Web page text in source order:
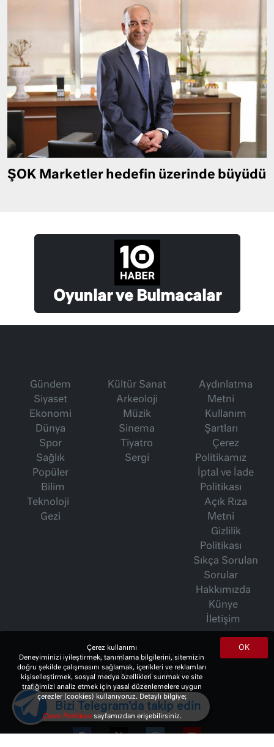
ŞOK Marketler hedefin üzerinde büyüdü
Oyunlar ve Bulmacalar
Gündem
Siyaset
Ekonomi
Dünya
Spor
Sağlık
Popüler
Bilim
Teknoloji
Gezi
Kültür Sanat
Arkeoloji
Müzik
Sinema
Tiyatro
Sergi
Aydınlatma
Metni
Kullanım
Şartları
Çerez
Politikamız
İptal ve İade
Politikası
Açık Rıza
Metni
Gizlilik
Politikası
Sıkça Sorulan
Sorular
Hakkımızda
Künye
İletişim
İsmet Berkan Yazıları
Ertuğrul Özkök Yazıları
Haftalık Gazete
OK
Çerez kullanımı
Deneyiminizi iyileştirmek, tanımlama bilgilerini, sitemizin
doğru şekilde çalışmasını sağlamak, içerikleri ve reklamları
kişiselleştirmek, sosyal medya özellikleri sunmak ve site
trafiğimizi analiz etmek için yasal düzenlemelere uygun
çerezler (cookies) kullanıyoruz. Detaylı bilgiye;
Çerez Politikasısayfamızdan erişebilirsiniz.
Bizi Telegram'da takip edin